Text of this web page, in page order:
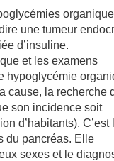
une tumeur
d’insuline.
et les examens
hypoglycémie
cause, la recherche
son incidence soit
d’habitants). C’est
du pancréas. Elle
sexes et le